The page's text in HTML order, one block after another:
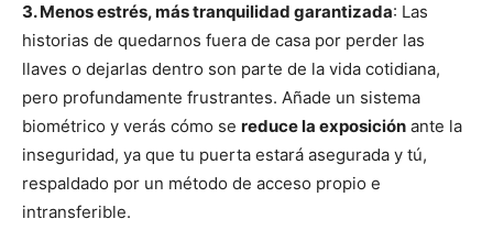
3. Menos estrés, más tranquilidad garantizada: Las
historias de quedarnos fuera de casa por perder las
llaves o dejarlas dentro son parte de la vida cotidiana,
pero profundamente frustrantes. Añade un sistema
biométrico y verás cómo se reduce la exposición ante la
inseguridad, ya que tu puerta estará asegurada y tú,
respaldado por un método de acceso propio e
intransferible.